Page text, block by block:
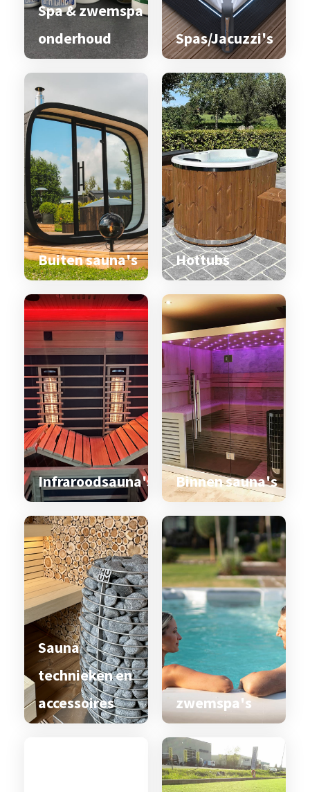
Spa & zwemspa
onderhoud
Spas/Jacuzzi's
Buiten sauna's Hottubs
Infraroodsauna's Binnen sauna's
Sauna
technieken en
accessoires
zwemspa's